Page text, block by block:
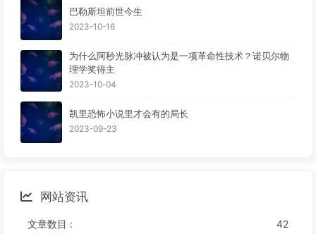
巴勒斯坦前世今生
2023-10-16
为什么阿秒光脉冲被认为是一项革命性技术？诺贝尔物
理学奖得主
2023-10-04
凯里恐怖小说里才会有的局长
2023-09-23
网站资讯
文章数目 : 42